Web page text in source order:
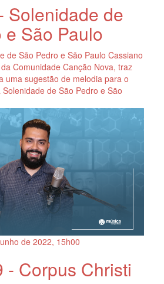
Solenidade de
e São Paulo
de São Pedro e São Paulo Cassiano
Comunidade Canção Nova, traz
uma sugestão de melodia para o
de São Pedro e São
de 2022, 15h00
- Corpus Christi